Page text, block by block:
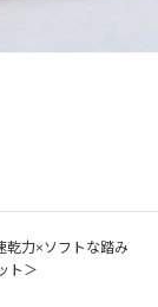
乾力×ソフトな踏み
ト＞